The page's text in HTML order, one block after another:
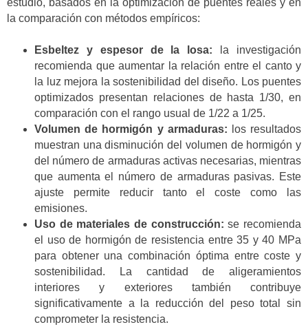
la comparación con métodos empíricos:
Esbeltez y espesor de la losa: la investigación
recomienda que aumentar la relación entre el canto y
la luz mejora la sostenibilidad del diseño. Los puentes
optimizados presentan relaciones de hasta 1/30, en
comparación con el rango usual de 1/22 a 1/25.
Volumen de hormigón y armaduras: los resultados
muestran una disminución del volumen de hormigón y
del número de armaduras activas necesarias, mientras
que aumenta el número de armaduras pasivas. Este
ajuste permite reducir tanto el coste como las
emisiones.
Uso de materiales de construcción: se recomienda
el uso de hormigón de resistencia entre 35 y 40 MPa
para obtener una combinación óptima entre coste y
sostenibilidad. La cantidad de aligeramientos
interiores y exteriores también contribuye
significativamente a la reducción del peso total sin
comprometer la resistencia.